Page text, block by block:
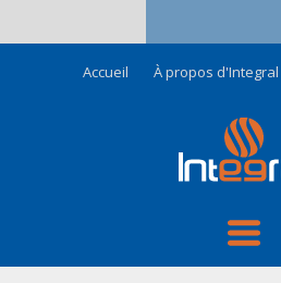
Accueil À propos d'Integral